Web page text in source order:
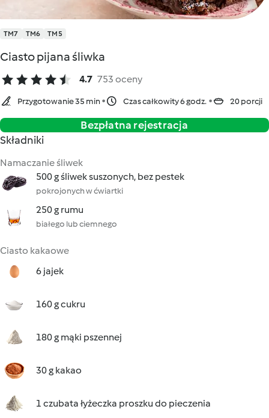
TM7 TM6 TM5
Ciasto pijana śliwka
4.7 753 oceny
Przygotowanie 35 min Czas całkowity 6 godz. 20 porcji
Bezpłatna rejestracja
Składniki
Namaczanie śliwek
500 g śliwek suszonych, bez pestek
pokrojonych w ćwiartki
250 g rumu
białego lub ciemnego
Ciasto kakaowe
6 jajek
160 g cukru
180 g mąki pszennej
30 g kakao
1 czubata łyżeczka proszku do pieczenia